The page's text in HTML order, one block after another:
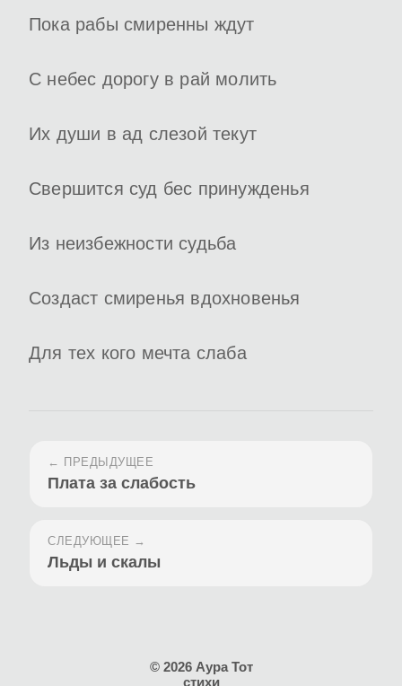
Пока рабы смиренны ждут
С небес дорогу в рай молить
Их души в ад слезой текут
Свершится суд бес принужденья
Из неизбежности судьба
Создаст смиренья вдохновенья
Для тех кого мечта слаба
← ПРЕДЫДУЩЕЕ
Плата за слабость
СЛЕДУЮЩЕЕ →
Льды и скалы
© 2026 Аура Тот
стихи